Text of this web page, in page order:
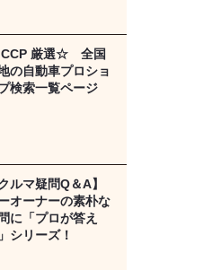
厳選☆ 全国
の自動車プロショ
検索一覧ページ
クルマ疑問Q＆A】
オーナーの素朴な
に「プロが答え
シリーズ！